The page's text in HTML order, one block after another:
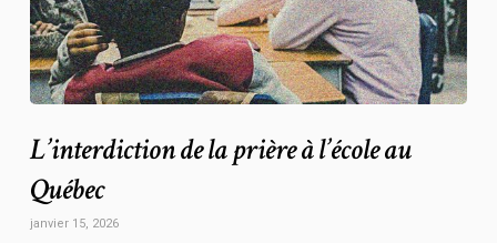
L’interdiction de la prière à l’école au
Québec
janvier 15, 2026